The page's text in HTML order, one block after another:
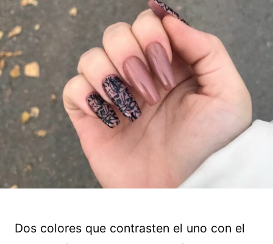
Dos colores que contrasten el uno con el